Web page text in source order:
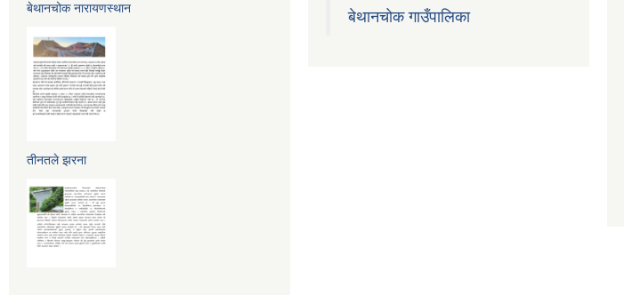
बेथानचोक नारायणस्थान
तीनतले झरना
बेथानचोक गाउँपालिका